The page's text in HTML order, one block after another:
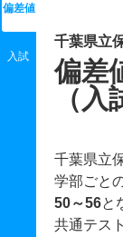
偏差値
入試
千葉県立
偏差
（入
千葉県立
学部ごと
50～56と
共通テス